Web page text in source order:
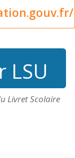
LSU
Livret Scolaire